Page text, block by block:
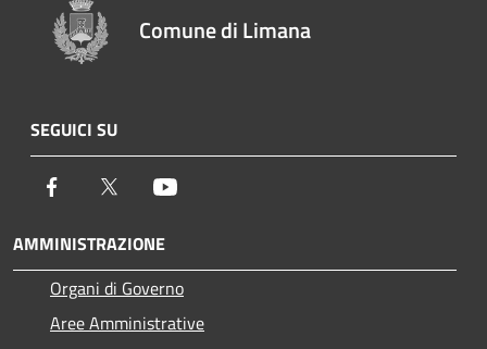
Comune di Limana
SEGUICI SU
Facebook Twitter
AMMINISTRAZIONE
Organi di Governo
Aree Amministrative